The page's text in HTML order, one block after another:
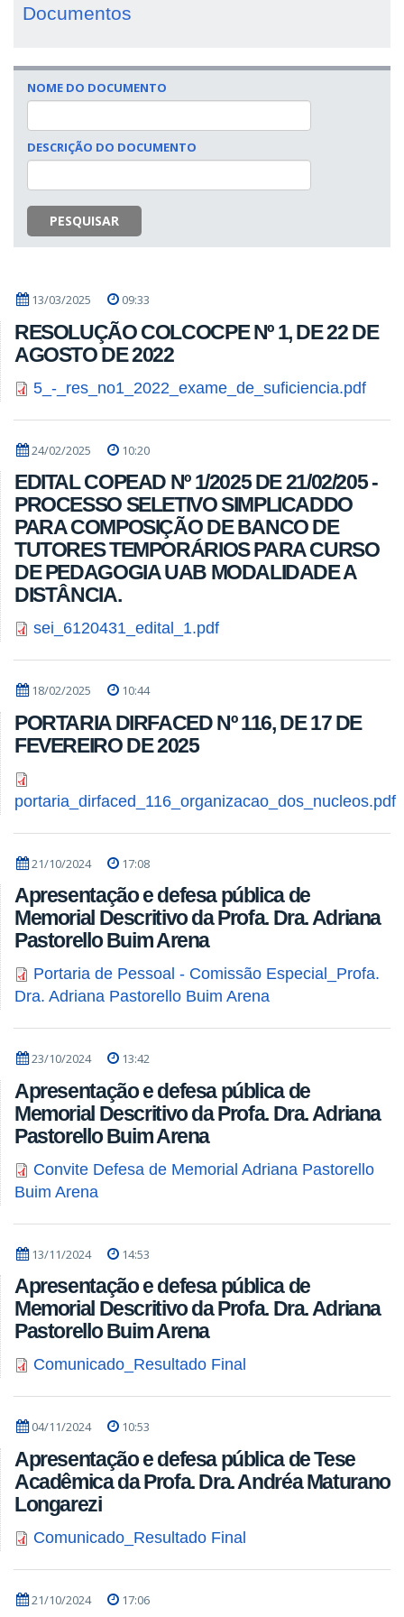
Documentos
NOME DO DOCUMENTO
DESCRIÇÃO DO DOCUMENTO
PESQUISAR
13/03/2025 09:33
RESOLUÇÃO COLCOCPE Nº 1, DE 22 DE
AGOSTO DE 2022
5_-_res_no1_2022_exame_de_suficiencia.pdf
24/02/2025 10:20
EDITAL COPEAD Nº 1/2025 DE 21/02/205 -
PROCESSO SELETIVO SIMPLICADDO
PARA COMPOSIÇÃO DE BANCO DE
TUTORES TEMPORÁRIOS PARA CURSO
DE PEDAGOGIA UAB MODALIDADE A
DISTÂNCIA.
sei_6120431_edital_1.pdf
18/02/2025 10:44
PORTARIA DIRFACED Nº 116, DE 17 DE
FEVEREIRO DE 2025
portaria_dirfaced_116_organizacao_dos_nucleos.pdf
21/10/2024 17:08
Apresentação e defesa pública de
Memorial Descritivo da Profa. Dra. Adriana
Pastorello Buim Arena
Portaria de Pessoal - Comissão Especial_Profa.
Dra. Adriana Pastorello Buim Arena
23/10/2024 13:42
Apresentação e defesa pública de
Memorial Descritivo da Profa. Dra. Adriana
Pastorello Buim Arena
Convite Defesa de Memorial Adriana Pastorello
Buim Arena
13/11/2024 14:53
Apresentação e defesa pública de
Memorial Descritivo da Profa. Dra. Adriana
Pastorello Buim Arena
Comunicado_Resultado Final
04/11/2024 10:53
Apresentação e defesa pública de Tese
Acadêmica da Profa. Dra. Andréa Maturano
Longarezi
Comunicado_Resultado Final
21/10/2024 17:06